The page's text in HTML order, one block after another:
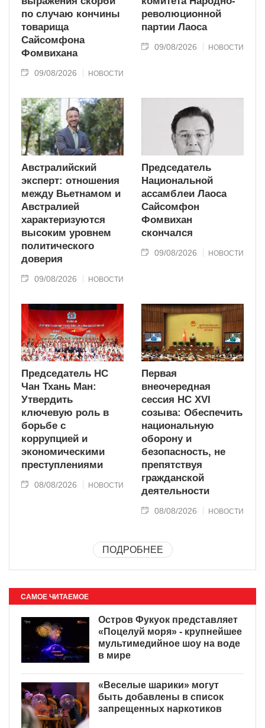
по случаю кончины
товарища
Сайсомфона
Фомвихана
09/08/2026 НОВОСТИ
революционной
партии Лаоса
09/08/2026 НОВОСТИ
Австралийский
эксперт: отношения
между Вьетнамом и
Австралией
характеризуются
высоким уровнем
политического
доверия
09/08/2026 НОВОСТИ
Председатель
Национальной
ассамблеи Лаоса
Сайсомфон
Фомвихан
скончался
09/08/2026 НОВОСТИ
Председатель НС
Чан Тхань Ман:
Утвердить
ключевую роль в
борьбе с
коррупцией и
экономическими
преступлениями
08/08/2026 НОВОСТИ
Первая
внеочередная
сессия НС XVI
созыва: Обеспечить
национальную
оборону и
безопасность, не
препятствуя
гражданской
деятельности
08/08/2026 НОВОСТИ
ПОДРОБНЕЕ
САМОЕ ЧИТАЕМОЕ
Остров Фукуок представляет
«Поцелуй моря» - крупнейшее
мультимедийное шоу на воде
в мире
«Веселые шарики» могут
быть добавлены в список
запрещенных наркотиков